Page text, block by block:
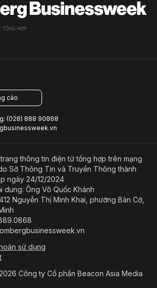
cáo
(028) 888 90868
thông tin điện tử tổng hợp trên mạng
Sở Thông Tin và Truyền Thông thành
ngày 24/12/2024
dung: Ông Võ Quốc Khánh
Nguyễn Thị Minh Khai, phường Bàn Cờ,
sử dụng
Công ty Cổ phần Beacon Asia Media